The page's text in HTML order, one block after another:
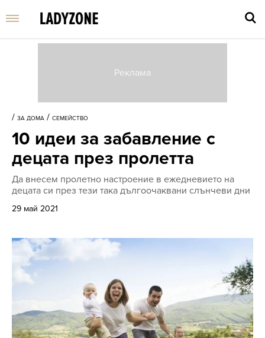
/ ЗА ДОМА / СЕМЕЙСТВО
10 идеи за забавление с
децата през пролетта
Да внесем пролетно настроение в ежедневието на
децата си през тези така дългоочаквани слънчеви дни
29 май 2021